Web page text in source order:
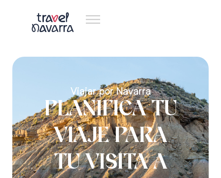
Viajar por Navarra
PLANIFICA TU
VIAJE PARA
TU VISITA A